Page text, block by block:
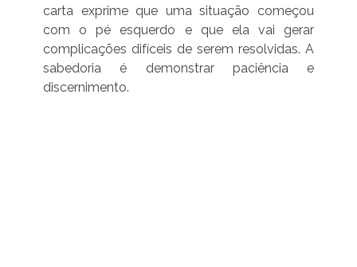
carta exprime que uma situação começou
com o pé esquerdo e que ela vai gerar
complicações difíceis de serem resolvidas. A
sabedoria é demonstrar paciência e
discernimento.